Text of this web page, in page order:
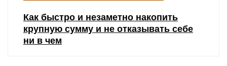
Как быстро и незаметно накопить
крупную сумму и не отказывать себе
ни в чем